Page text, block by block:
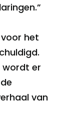
het
wordt er
van